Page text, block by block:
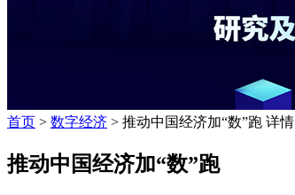
首页 > 数字经济 > 推动中国经济加“数”跑 详情
推动中国经济加“数”跑